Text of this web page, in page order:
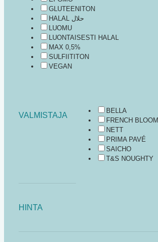
GLUTEENITON
HALAL حلال
LUOMU
LUONTAISESTI HALAL
MAX 0,5%
SULFIITITON
VEGAN
VALMISTAJA
BELLA
FRENCH BLOOM
NETT
PRIMA PAVÉ
SAICHO
T&S NOUGHTY
HINTA